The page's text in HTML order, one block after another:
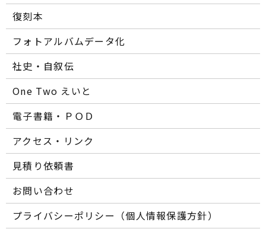
復刻本
フォトアルバムデータ化
社史・自叙伝
One Two えいと
電子書籍・ＰＯＤ
アクセス・リンク
見積り依頼書
お問い合わせ
プライバシーポリシー（個人情報保護方針）